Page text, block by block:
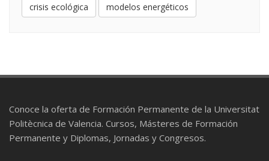
crisis ecológica modelos energéticos
Conoce la oferta de Formación Permanente de la Universitat
Politècnica de Valencia. Cursos, Másteres de Formación
Permanente y Diplomas, Jornadas y Congresos.